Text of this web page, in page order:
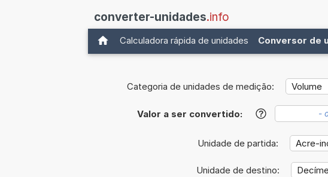
converter-unidades.info
Calculadora rápida de unidades Conversor de
Categoria de unidades de medição:
Valor a ser convertido: ?
Unidade de partida:
Unidade de destino: